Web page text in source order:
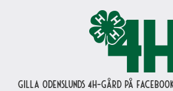
Gilla Odenslunds 4H-gård på